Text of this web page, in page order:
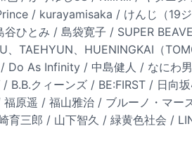
/ kurayamisaka / けんじ（19
ひとみ / 島袋寛子 / SUPER
TAEHYUN、HUENINGKAI（
Do As Infinity / 中島健人 / なにわ
B.B.クィーンズ / BE:FIRST / 日向
原遥 / 福山雅治 / ブルーノ・マー
育三郎 / 山下智久 / 緑黄色社会 /